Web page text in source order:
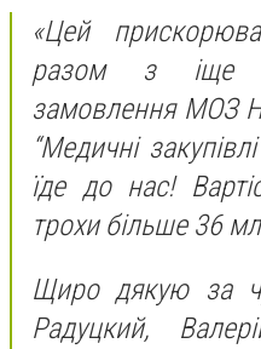
«Цей
разом з іще
замовлення МОЗ
“Медичні
їде до нас!
трохи більше 36
Щиро дякую за
Радуцкий,